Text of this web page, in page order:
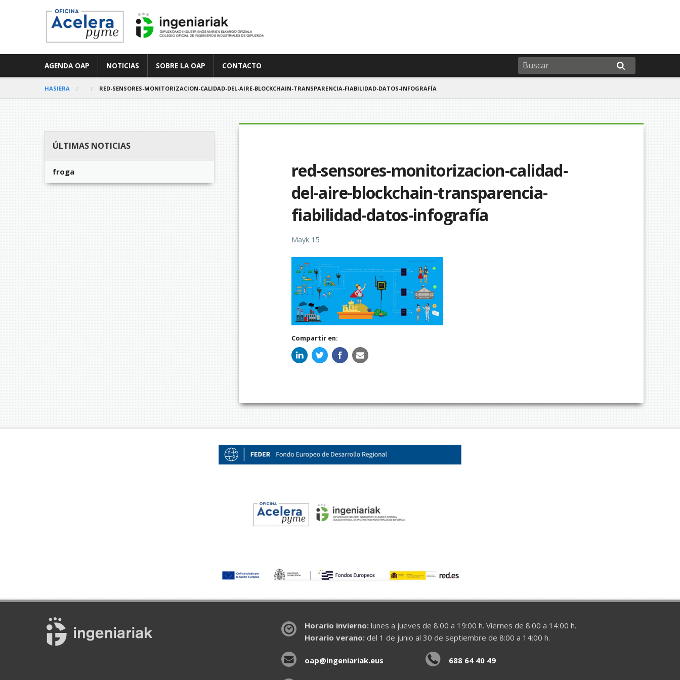
AGENDA OAP NOTICIAS SOBRE LA OAP CONTACTO
HASIERA RED-SENSORES-MONITORIZACION-CALIDAD-DEL-AIRE-BLOCKCHAIN-TRANSPARENCIA-FIABILIDAD-DATOS-INFOGRAFÍA
red-sensores-monitorizacion-calidad-
del-aire-blockchain-transparencia-
fiabilidad-datos-infografía
Mayk 15
Compartir en:
ÚLTIMAS NOTICIAS
froga
Horario invierno:lunes a jueves de 8:00 a 19:00 h. Viernes de 8:00 a 14:00 h.
Horario verano:del 1 de junio al 30 de septiembre de 8:00 a 14:00 h.
oap@ingeniariak.eus 688 64 40 49